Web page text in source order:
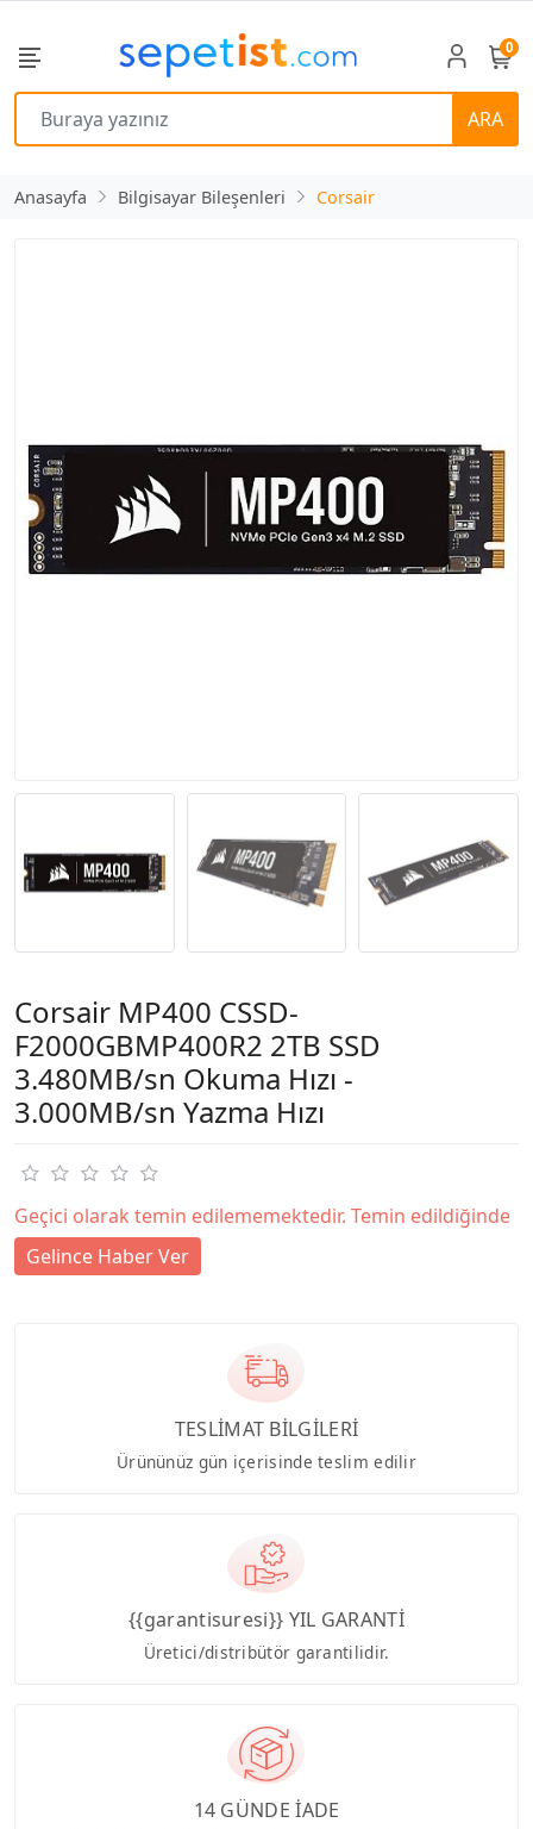
ARA
0
Anasayfa Bilgisayar Bileşenleri Corsair
Corsair MP400 CSSD-
F2000GBMP400R2 2TB SSD
3.480MB/sn Okuma Hızı -
3.000MB/sn Yazma Hızı
Geçici olarak temin edilememektedir. Temin edildiğinde
Gelince Haber Ver
TESLİMAT BİLGİLERİ
Ürününüz gün içerisinde teslim edilir
{{garantisuresi}} YIL GARANTİ
Üretici/distribütör garantilidir.
14 GÜNDE İADE